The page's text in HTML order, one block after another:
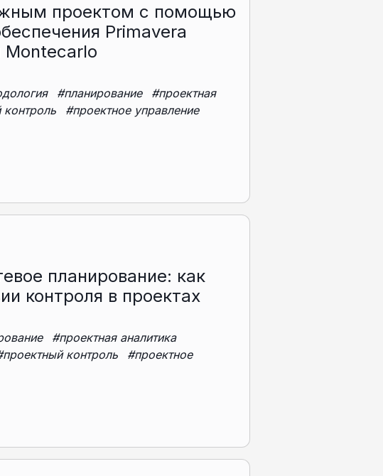
проектом с помощью
Primavera
Montecarlo
#планирование
#проектная
контроль
#проектное управление
планирование: как
контроля в проектах
#проектная аналитика
контроль
#проектное